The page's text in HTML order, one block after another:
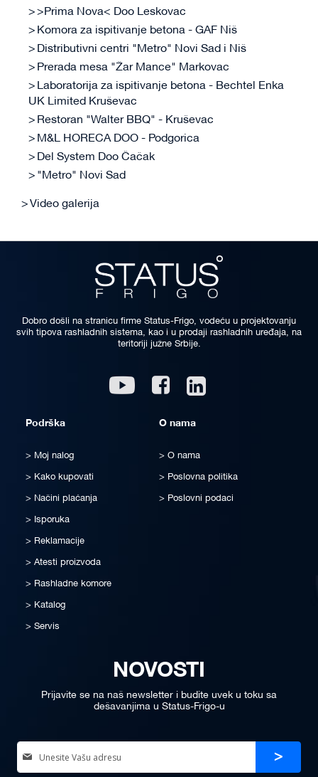
>Prima Nova< Doo Leskovac
Komora za ispitivanje betona - GAF Niš
Distributivni centri "Metro" Novi Sad i Niš
Prerada mesa "Žar Mance" Markovac
Laboratorija za ispitivanje betona - Bechtel Enka
UK Limited Kruševac
Restoran "Walter BBQ" - Kruševac
M&L HORECA DOO - Podgorica
Del System Doo Čačak
"Metro" Novi Sad
Video galerija
Dobro došli na stranicu firme Status-Frigo, vodeću u projektovanju
svih tipova rashladnih sistema, kao i u prodaji rashladnih uređaja, na
teritoriji južne Srbije.
Youtube Facebook
Podrška
Moj nalog
Kako kupovati
Načini plaćanja
Isporuka
Reklamacije
Atesti proizvoda
Rashladne komore
Katalog
Servis
O nama
O nama
Poslovna politika
Poslovni podaci
NOVOSTI
Prijavite se na naš newsletter i budite uvek u toku sa
dešavanjima u Status-Frigo-u
Sign
Up
Prijava